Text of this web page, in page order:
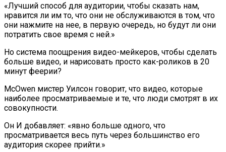
«Лучший способ для аудитории, чтобы сказать нам,
нравится ли им то, что они не обслуживаются в том, что
они нажмите на нее, в первую очередь, но будут ли они
потратить свое время с ней.»
Но система поощрения видео-мейкеров, чтобы сделать
больше видео, и нарисовать просто как-роликов в 20
минут феерии?
McOwen мистер Уилсон говорит, что видео, которые
наиболее просматриваемые и те, что люди смотрят в их
совокупности.
Он И добавляет: «явно больше одного, что
просматривается весь путь через большинство его
аудитория скорее прийти.»